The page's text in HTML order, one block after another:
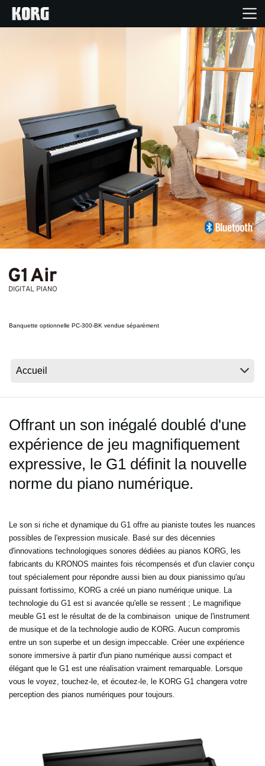
Extras
Evénements
Où acheter ?
News
Banquette optionnelle PC-300-BK vendue séparément
Offrant un son inégalé doublé d'une
expérience de jeu magnifiquement
expressive, le G1 définit la nouvelle
norme du piano numérique.
Le son si riche et dynamique du G1 offre au pianiste toutes les nuances
possibles de l'expression musicale. Basé sur des décennies
d'innovations technologiques sonores dédiées au pianos KORG, les
fabricants du KRONOS maintes fois récompensés et d'un clavier conçu
tout spécialement pour répondre aussi bien au doux pianissimo qu'au
puissant fortissimo, KORG a créé un piano numérique unique. La
technologie du G1 est si avancée qu'elle se ressent ; Le magnifique
meuble G1 est le résultat de de la combinaison unique de l'instrument
de musique et de la technologie audio de KORG. Aucun compromis
entre un son superbe et un design impeccable. Créer une expérience
sonore immersive à partir d'un piano numérique aussi compact et
élégant que le G1 est une réalisation vraiment remarquable. Lorsque
vous le voyez, touchez-le, et écoutez-le, le KORG G1 changera votre
perception des pianos numériques pour toujours.